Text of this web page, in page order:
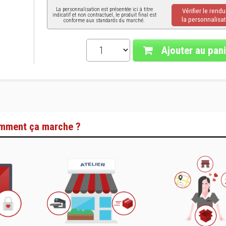
La personnalisation est présentée ici à titre
indicatif et non contractuel, le produit final est
conforme aux standards du marché.
Vérifier le
la
Ajouter au
ça marche ?